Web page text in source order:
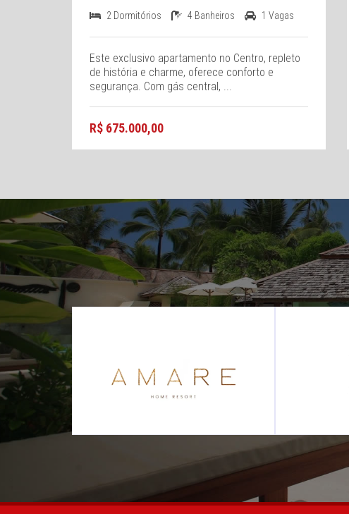
2 Dormitórios 4 Banheiros 1 Vagas
Este exclusivo apartamento no Centro, repleto
de história e charme, oferece conforto e
segurança. Com gás central, ...
R$ 675.000,00